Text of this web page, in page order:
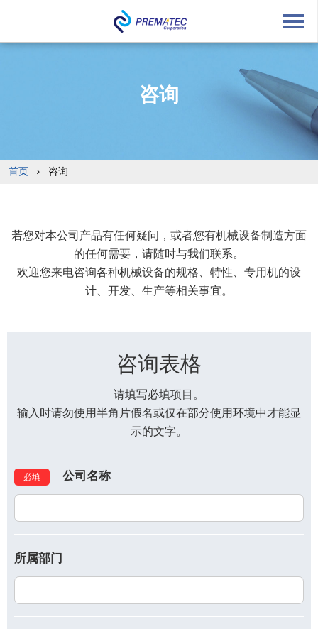
English Japanese
咨询
首页 咨询
若您对本公司产品有任何疑问，或者您有机械设备制造方面
的任何需要，请随时与我们联系。
欢迎您来电咨询各种机械设备的规格、特性、专用机的设
计、开发、生产等相关事宜。
咨询表格
请填写必填项目。
输入时请勿使用半角片假名或仅在部分使用环境中才能显
示的文字。
必填 公司名称
所属部门